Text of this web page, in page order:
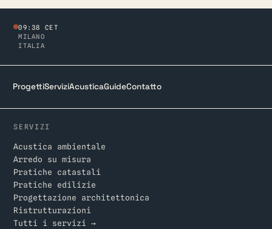
09:38 CET
MILANO
ITALIA
ProgettiServiziAcusticaGuideContatto
SERVIZI
Acustica ambientale
Arredo su misura
Pratiche catastali
Pratiche edilizie
Progettazione architettonica
Ristrutturazioni
Tutti i servizi →